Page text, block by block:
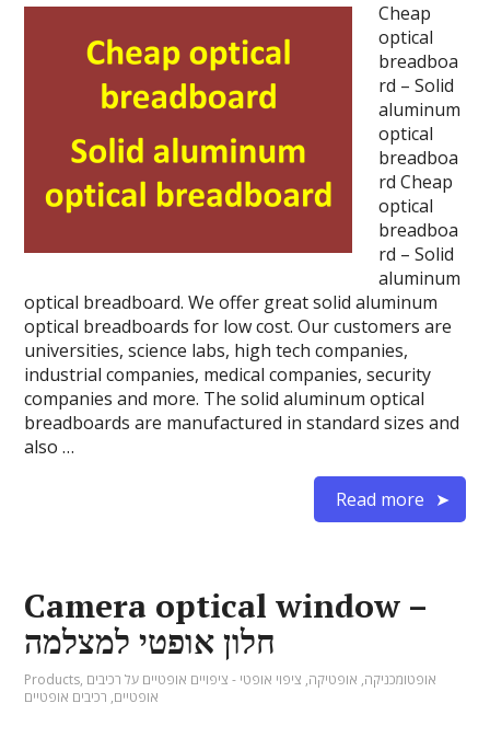
Cheap
optical
breadboa
rd – Solid
aluminum
optical
breadboa
rd Cheap
optical
breadboa
rd – Solid
aluminum
optical breadboard. We offer great solid aluminum
optical breadboards for low cost. Our customers are
universities, science labs, high tech companies,
industrial companies, medical companies, security
companies and more. The solid aluminum optical
breadboards are manufactured in standard sizes and
also …
Read more
Camera optical window –
חלון אופטי למצלמה
Products, אופטומכניקה, אופטיקה, ציפוי אופטי - ציפויים אופטיים על רכיבים
אופטיים, רכיבים אופטיים